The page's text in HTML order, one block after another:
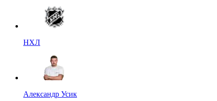
НХЛ
Александр Усик